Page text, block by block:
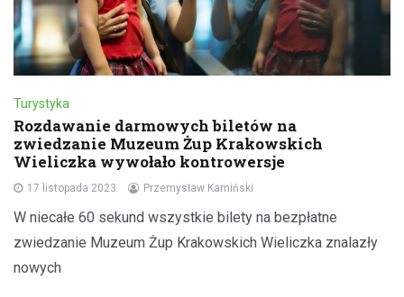
Turystyka
Rozdawanie darmowych biletów na
zwiedzanie Muzeum Żup Krakowskich
Wieliczka wywołało kontrowersje
17 listopada 2023 Przemysław Kamiński
W niecałe 60 sekund wszystkie bilety na bezpłatne
zwiedzanie Muzeum Żup Krakowskich Wieliczka znalazły
nowych